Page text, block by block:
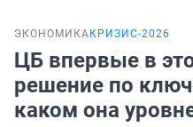
ЭКОНОМИКА КРИЗИС-2026
ЦБ впервые в
решение по
каком она